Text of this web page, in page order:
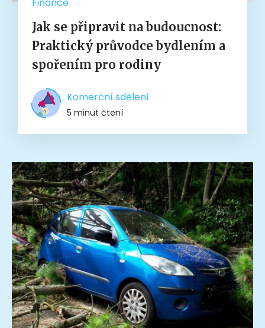
Finance
Jak se připravit na budoucnost:
Praktický průvodce bydlením a
spořením pro rodiny
Komerční sdělení
5 minut čtení